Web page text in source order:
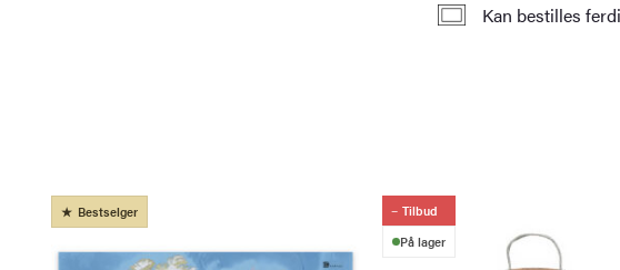
Kan bestilles
Bestselger
Tilbud
På lager